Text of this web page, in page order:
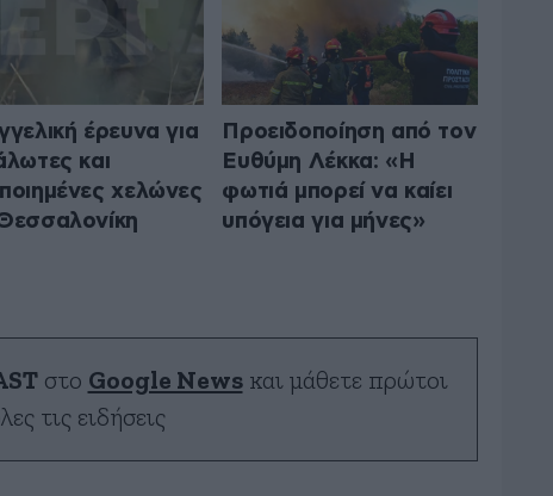
έρευνα για
και
χελώνες
Προειδοποίηση από τον
Ευθύμη Λέκκα: «Η
φωτιά μπορεί να καίει
υπόγεια για μήνες»
στο Google Newsκαι μάθετε πρώτοι
τις ειδήσεις